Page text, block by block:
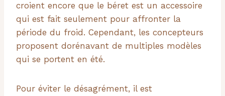
croient encore que le béret est un accessoire
qui est fait seulement pour affronter la
période du froid. Cependant, les concepteurs
proposent dorénavant de multiples modèles
qui se portent en été.
Pour éviter le désagrément, il est